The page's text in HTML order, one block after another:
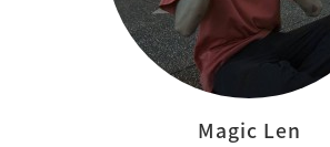
Magic Len